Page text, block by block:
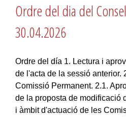
Ordre del dia del
30.04.2026
Ordre del día 1. Lectura i
de l'acta de la sessió anterior.
Comissió Permanent. 2.1.
de la proposta de modificació
i àmbit d'actuació de les